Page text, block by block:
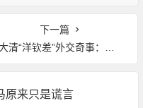
下一篇
清“洋钦差”外交奇事：他帮中国签订了首个对等条约
原来只是谎言